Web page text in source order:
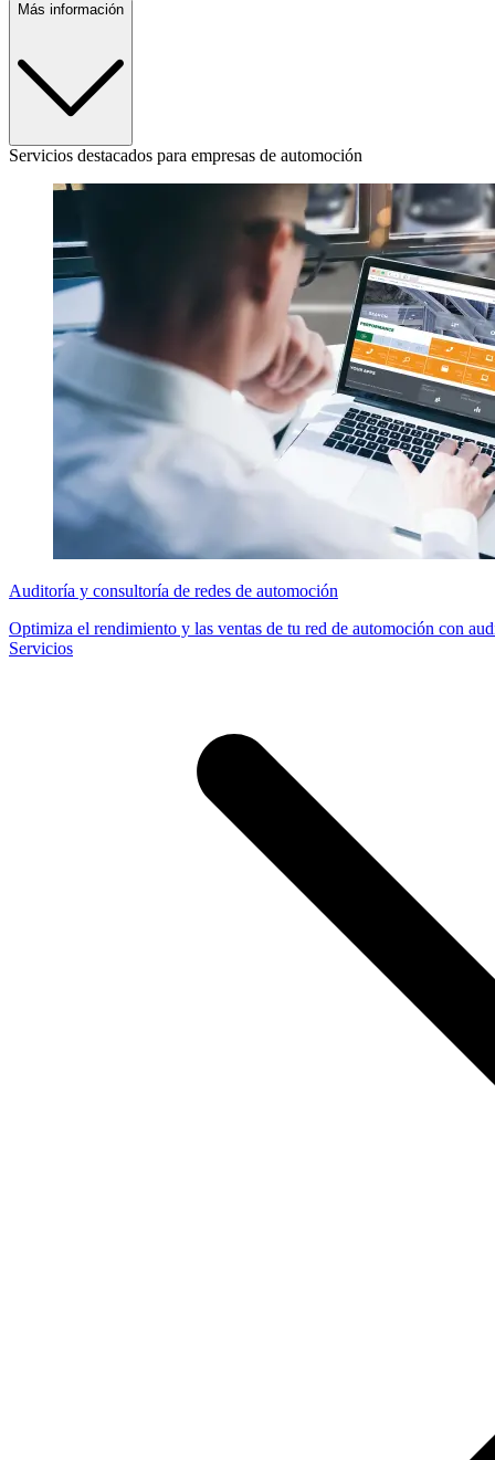
Más información
Servicios destacados para empresas de automoción
Auditoría y consultoría de redes de automoción
Optimiza el rendimiento y las ventas de tu red de automoción con
Servicios